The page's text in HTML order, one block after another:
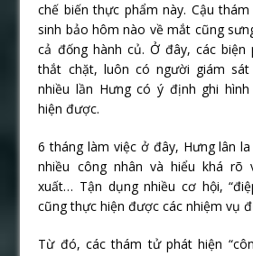
chế biến thực phẩm này. Cậu
sinh bảo hôm nào về mắt cũng
cả đống hành củ. Ở đây, các biện
thắt chặt, luôn có người giám
nhiều lần Hưng có ý định ghi
hiện được.
6 tháng làm việc ở đây, Hưng lân
nhiều công nhân và hiểu khá rõ
xuất… Tận dụng nhiều cơ hội,
cũng thực hiện được các nhiệm vụ
Từ đó, các thám tử phát hiện